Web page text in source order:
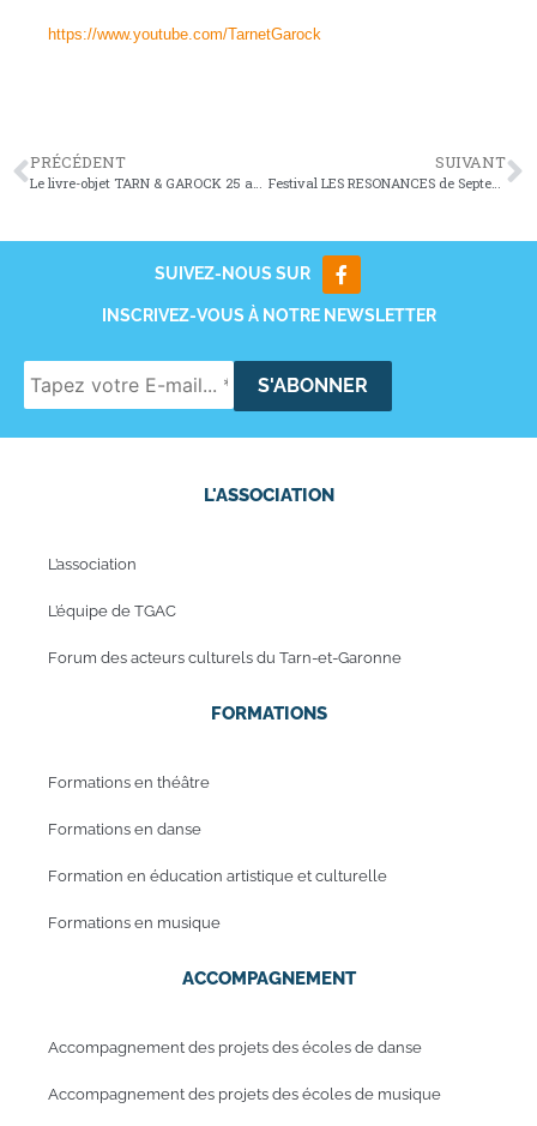
https://www.youtube.com/TarnetGarock
PRÉCÉDENT
Le livre-objet TARN & GAROCK 25 ans !
SUIVANT
Festival LES RESONANCES de Septembre 2016
SUIVEZ-NOUS SUR
INSCRIVEZ-VOUS À NOTRE NEWSLETTER
L'ASSOCIATION
L’association
L’équipe de TGAC
Forum des acteurs culturels du Tarn-et-Garonne
FORMATIONS
Formations en théâtre
Formations en danse
Formation en éducation artistique et culturelle
Formations en musique
ACCOMPAGNEMENT
Accompagnement des projets des écoles de danse
Accompagnement des projets des écoles de musique